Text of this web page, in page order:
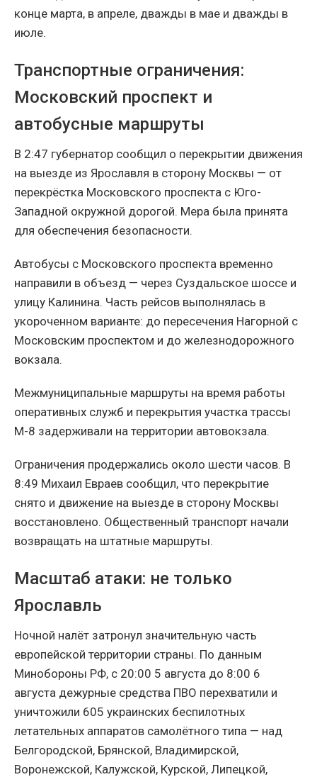
конце марта, в апреле, дважды в мае и дважды в
июле.
Транспортные ограничения:
Московский проспект и
автобусные маршруты
В 2:47 губернатор сообщил о перекрытии движения
на выезде из Ярославля в сторону Москвы — от
перекрёстка Московского проспекта с Юго-
Западной окружной дорогой. Мера была принята
для обеспечения безопасности.
Автобусы с Московского проспекта временно
направили в объезд — через Суздальское шоссе и
улицу Калинина. Часть рейсов выполнялась в
укороченном варианте: до пересечения Нагорной с
Московским проспектом и до железнодорожного
вокзала.
Межмуниципальные маршруты на время работы
оперативных служб и перекрытия участка трассы
М-8 задерживали на территории автовокзала.
Ограничения продержались около шести часов. В
8:49 Михаил Евраев сообщил, что перекрытие
снято и движение на выезде в сторону Москвы
восстановлено. Общественный транспорт начали
возвращать на штатные маршруты.
Масштаб атаки: не только
Ярославль
Ночной налёт затронул значительную часть
европейской территории страны. По данным
Минобороны РФ, с 20:00 5 августа до 8:00 6
августа дежурные средства ПВО перехватили и
уничтожили 605 украинских беспилотных
летательных аппаратов самолётного типа — над
Белгородской, Брянской, Владимирской,
Воронежской, Калужской, Курской, Липецкой,